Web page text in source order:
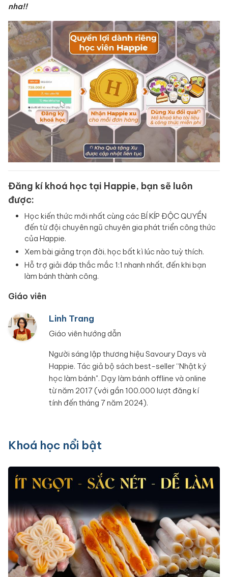
nha!!
Đăng kí khoá học tại Happie, bạn sẽ luôn
được:
Học kiến thức mới nhất cùng các BÍ KÍP ĐỘC QUYỀN
đến từ đội chuyên ngũ chuyên gia phát triển công thức
của Happie.
Xem bài giảng trọn đời, học bất kì lúc nào tuỳ thích.
Hỗ trợ giải đáp thắc mắc 1:1 nhanh nhất, đến khi bạn
làm bánh thành công.
Giáo viên
Linh Trang
Giáo viên hướng dẫn
Người sáng lập thương hiệu Savoury Days và
Happie. Tác giả bộ sách best-seller “Nhật ký
học làm bánh". Dạy làm bánh offline và online
từ năm 2017 (với gần 100.000 lượt đăng kí
tính đến tháng 7 năm 2024).
Khoá học nổi bật